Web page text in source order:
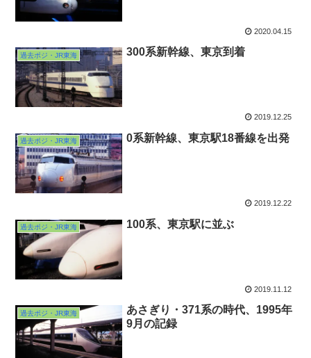
2020.04.15
過去ポジ・JR東海 300系新幹線、東京到着
2019.12.25
過去ポジ・JR東海 0系新幹線、東京駅18番線を出発
2019.12.22
過去ポジ・JR東海 100系、東京駅に並ぶ
2019.11.12
過去ポジ・JR東海
あさぎり・371系の時代、1995年
9月の記録